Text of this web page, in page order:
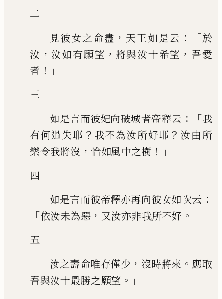
二
見彼女之命盡 ， 天王如是云 ：「於
汝 ， 汝如有願望 ， 將與汝十希望 ， 吾愛
者 ！」
三
如是言而彼妃向破城者帝釋云 ：「我
有何過失耶 ？ 我不為汝所好耶 ？ 汝由所
樂令我將沒 ， 恰如風中之樹 ！」
四
如是言而彼帝釋亦再向彼女如次云 ：
「依汝未為惡 ， 又汝亦非我所不好 。
五
汝之壽命唯存僅少 ， 沒時將來 。 應取
吾與汝十最勝之願望 。」